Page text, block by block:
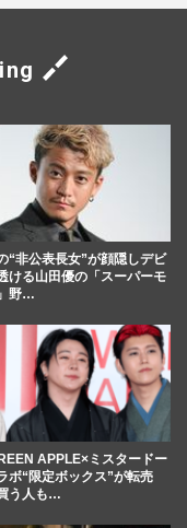
“非公表長女”が顔隠しデビ
ける山田優の「スーパーモ
野…
APPLE×ミスタードー
ボ“限定ボックス”が転売
う人も…